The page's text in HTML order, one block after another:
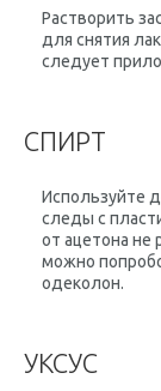
Растворить
для снятия
следует
СПИРТ
Используйте
следы с
от ацетона не
можно
одеколон.
УКСУС